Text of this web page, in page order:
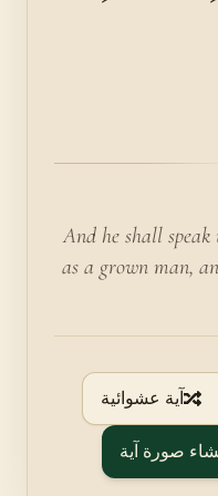
And he shall
as a grown man,
آية عشوائية
صورة آية